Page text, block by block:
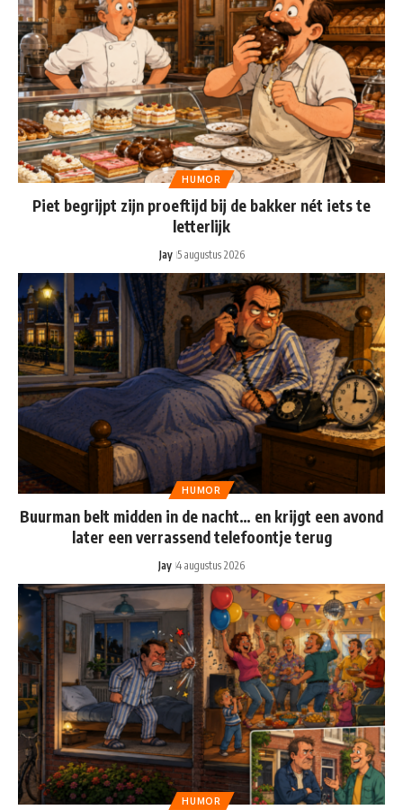
HUMOR
Piet begrijpt zijn proeftijd bij de bakker nét iets te
letterlijk
Jay 5 augustus 2026
HUMOR
Buurman belt midden in de nacht… en krijgt een avond
later een verrassend telefoontje terug
Jay 4 augustus 2026
HUMOR